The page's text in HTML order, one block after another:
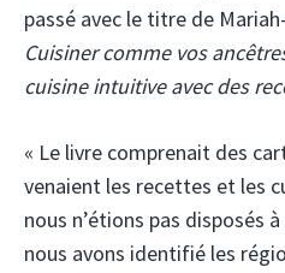
passé avec le titre de
Cuisiner comme vos
cuisine intuitive avec des
« Le livre comprenait des
venaient les recettes et les
nous n’étions pas disposés
nous avons identifié les